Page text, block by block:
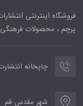
فروشگاه اینترنتی
پرچم ، محصولات
چاپخانه انتشارت
شهر مقدس قم